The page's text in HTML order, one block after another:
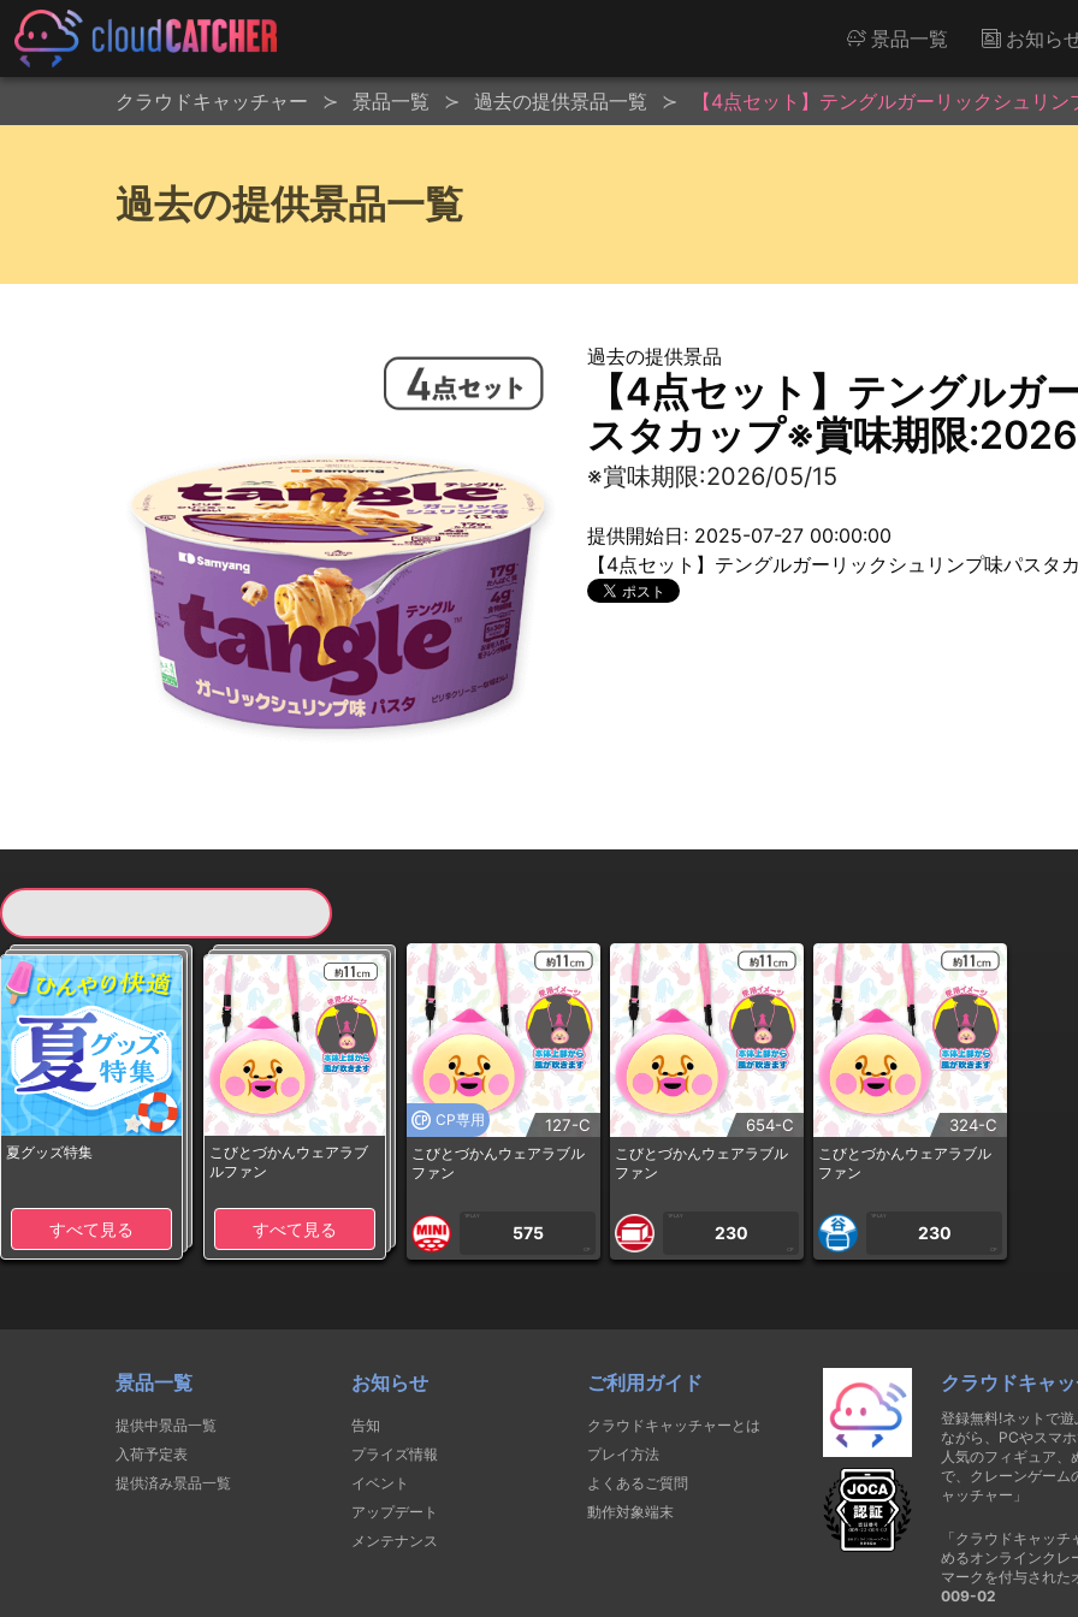
景品一覧 お知ら
クラウドキャッチャー 景品一覧 過去の提供景品一覧 【4点セット】テングルガーリックシュリ
過去の提供景品一覧
過去の提供景品
【4点セット】テングルガ
スタカップ※賞味期限
※賞味期限:2026/05/15
提供開始日: 2025-07-27 00:00:00
【4点セット】テングルガーリックシュリンプ味パスタ
夏グッズ特集
すべて見る
こびとづかんウェアラブ
ルファン
すべて見る
CP専用 127-C
こびとづかんウェアラブル
ファン
1PLAY
575
CP
654-C
こびとづかんウェアラブル
ファン
1PLAY
230
CP
324-C
こびとづかんウェアラブル
ファン
1PLAY
230
CP
景品一覧
提供中景品一覧
入荷予定表
提供済み景品一覧
お知らせ
告知
プライズ情報
イベント
アップデート
メンテナンス
ご利用ガイド
クラウドキャッチャーとは
プレイ方法
よくあるご質問
動作対象端末
クラウドキャ
登録無料!ネットで
ながら、PCやスマ
人気のフィギュア
で、クレーンゲーム
ャッチャー」
「クラウドキャッ
めるオンラインクレ
マークを付与された
009-02